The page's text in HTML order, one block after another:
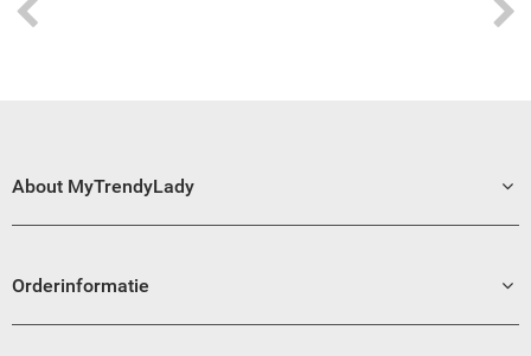
About MyTrendyLady
Orderinformatie